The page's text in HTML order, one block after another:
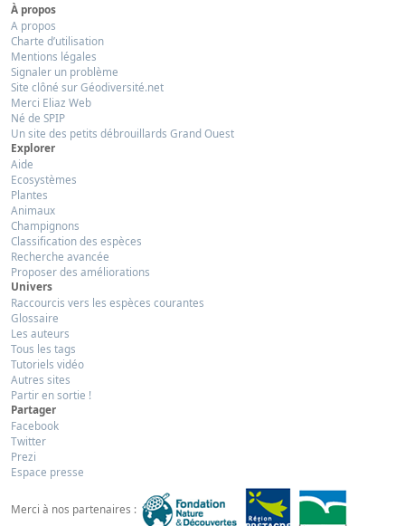
À propos
A propos
Charte d’utilisation
Mentions légales
Signaler un problème
Site clôné sur Géodiversité.net
Merci Eliaz Web
Né de SPIP
Un site des petits débrouillards Grand Ouest
Explorer
Aide
Ecosystèmes
Plantes
Animaux
Champignons
Classification des espèces
Recherche avancée
Proposer des améliorations
Univers
Raccourcis vers les espèces courantes
Glossaire
Les auteurs
Tous les tags
Tutoriels vidéo
Autres sites
Partir en sortie !
Partager
Facebook
Twitter
Prezi
Espace presse
Merci à nos partenaires :